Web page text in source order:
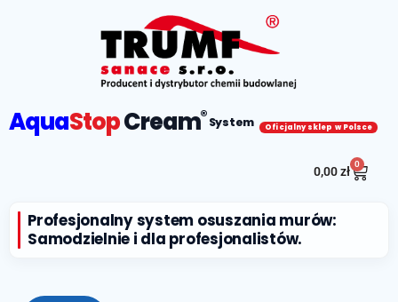
AquaStopCream®System Oficjalny sklep w Polsce
0,00zł
0
Profesjonalny system osuszania murów:
Samodzielnie i dla profesjonalistów.